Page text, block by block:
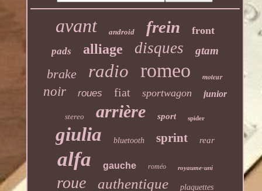
avant android frein front
pads alliage disques gtam
brake radio romeo moteur
noir roues fiat sportwagon junior
stereo arrière sport spider
giulia bluetooth sprint rear
alfa gauche roméo royaume-uni
roue authentique plaquettes